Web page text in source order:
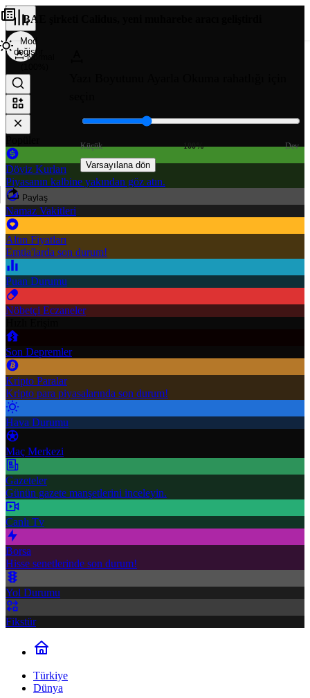
Mod
değiştir
Döviz Kurları
Piyasanın kalbine yakından göz atın.
Namaz Vakitleri
Altın Fiyatları
Emtia'larda son durum!
Puan Durumu
Nöbetçi Eczaneler
Son Depremler
Kripto Paralar
Kripto para piyasalarında son durum!
Hava Durumu
Maç Merkezi
Gazeteler
Günün gazete manşetlerini inceleyin.
Canlı Tv
Borsa
Hisse senetlerinde son durum!
Yol Durumu
Fikstür
Türkiye
Dünya
BAE şirketi Calidus, yeni muharebe aracı geliştirdi
Normal
Küçük 100% Dev
Varsayılana dön
Paylaş